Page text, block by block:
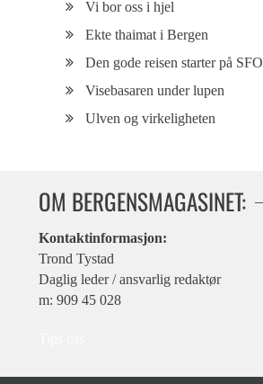
Vi bor oss i hjel
Ekte thaimat i Bergen
Den gode reisen starter på SFO
Visebasaren under lupen
Ulven og virkeligheten
OM BERGENSMAGASINET:
Kontaktinformasjon:
Trond Tystad
Daglig leder / ansvarlig redaktør
m: 909 45 028